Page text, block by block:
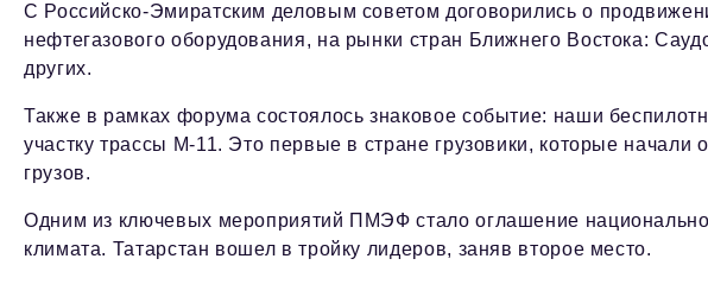
С Российско-Эмиратским деловым советом договорились о
нефтегазового оборудования, на рынки стран Ближнего Востока:
других.
Также в рамках форума состоялось знаковое событие: наши
участку трассы М-11. Это первые в стране грузовики, которые начали
грузов.
Одним из ключевых мероприятий ПМЭФ стало оглашение
климата. Татарстан вошел в тройку лидеров, заняв второе место.